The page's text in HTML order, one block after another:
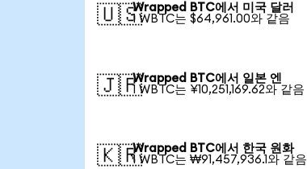
🇺🇸Wrapped BTC에서 미국 달러
1 WBTC는 $64,961.00와 같음
🇯🇵Wrapped BTC에서 일본 엔
1 WBTC는 ¥10,251,169.62와 같음
🇰🇷Wrapped BTC에서 한국 원화
1 WBTC는 ₩91,457,936.1와 같음